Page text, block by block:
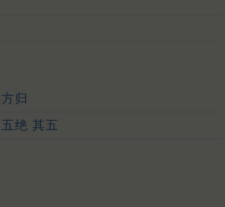
归
绝 其五